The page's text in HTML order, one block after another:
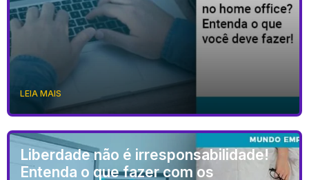
LEIA MAIS
Liberdade não é irresponsabilidade!
Entenda o que fazer com os